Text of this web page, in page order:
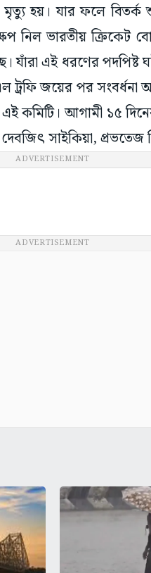
মৃত্যু হয়। যার ফলে
নিল ভারতীয় ক্রিকেট
এই ধরণের পদপিষ্ট
ট্রফি জয়ের পর সংবর্ধনা
আগামী ১৫ দিনের
সাইকিয়া, প্রভতেজ
ADVERTISEMENT
ADVERTISEMENT